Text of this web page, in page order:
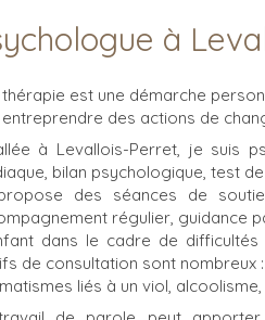
à
thérapie est une démarche
des actions de
à Levallois-Perret, je suis
bilan psychologique, test
des séances de
régulier, guidance
dans le cadre de difficultés
de consultation sont nombreux
liés à un viol,